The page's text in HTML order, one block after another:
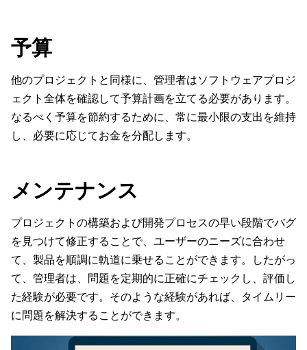
予算
他のプロジェクトと同様に、管理者はソフトウェアプロジ
ェクト全体を確認して予算計画を立てる必要があります。
なるべく予算を節約するために、常に最小限の支出を維持
し、必要に応じてお金を分配します。
メンテナンス
プロジェクトの構築および開発プロセスの早い段階でバグ
を見つけて修正することで、ユーザーのニーズに合わせ
て、製品を順調に軌道に乗せることができます。したがっ
て、管理者は、問題を定期的に正確にチェックし、評価し
た経験が必要です。そのような経験があれば、タイムリー
に問題を解決することができます。